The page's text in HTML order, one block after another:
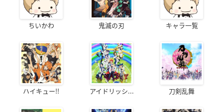
ちいかわ 鬼滅の刃 キャラ一覧
ハイキュー!! アイドリッシ... 刀剣乱舞